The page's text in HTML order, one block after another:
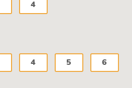
4
4 5 6